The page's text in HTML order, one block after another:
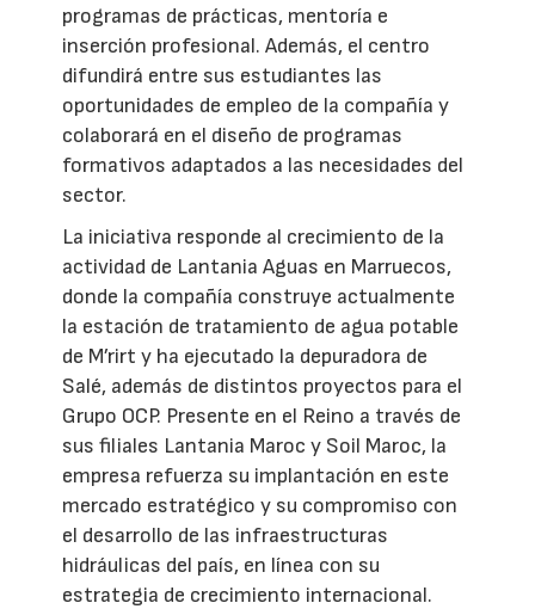
programas de prácticas, mentoría e
inserción profesional. Además, el centro
difundirá entre sus estudiantes las
oportunidades de empleo de la compañía y
colaborará en el diseño de programas
formativos adaptados a las necesidades del
sector.
La iniciativa responde al crecimiento de la
actividad de Lantania Aguas en Marruecos,
donde la compañía construye actualmente
la estación de tratamiento de agua potable
de M’rirt y ha ejecutado la depuradora de
Salé, además de distintos proyectos para el
Grupo OCP. Presente en el Reino a través de
sus filiales Lantania Maroc y Soil Maroc, la
empresa refuerza su implantación en este
mercado estratégico y su compromiso con
el desarrollo de las infraestructuras
hidráulicas del país, en línea con su
estrategia de crecimiento internacional.